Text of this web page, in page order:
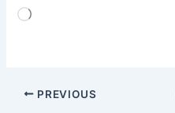
Loading…
PREVIOUS